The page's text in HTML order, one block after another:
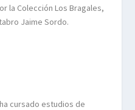
la Colección Los Bragales,
Jaime Sordo.
cursado estudios de